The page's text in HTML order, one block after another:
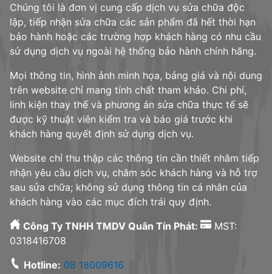
Chúng tôi là đơn vị cung cấp dịch vụ sửa chữa độc
lập, tiếp nhận sửa chữa các sản phẩm đã hết thời hạn
bảo hành hoặc các trường hợp khách hàng có nhu cầu
sử dụng dịch vụ ngoài hệ thống bảo hành chính hãng.
Mọi thông tin, hình ảnh minh họa, bảng giá và nội dung
trên website chỉ mang tính chất tham khảo. Chi phí,
linh kiện thay thế và phương án sửa chữa thực tế sẽ
được kỹ thuật viên kiểm tra và báo giá trước khi
khách hàng quyết định sử dụng dịch vụ.
Website chỉ thu thập các thông tin cần thiết nhằm tiếp
nhận yêu cầu dịch vụ, chăm sóc khách hàng và hỗ trợ
sau sửa chữa; không sử dụng thông tin cá nhân của
khách hàng vào các mục đích trái quy định.
Công Ty TNHH TMDV Quân Tín Phát:
MST:
0318416708
Hotline: 08 18009616